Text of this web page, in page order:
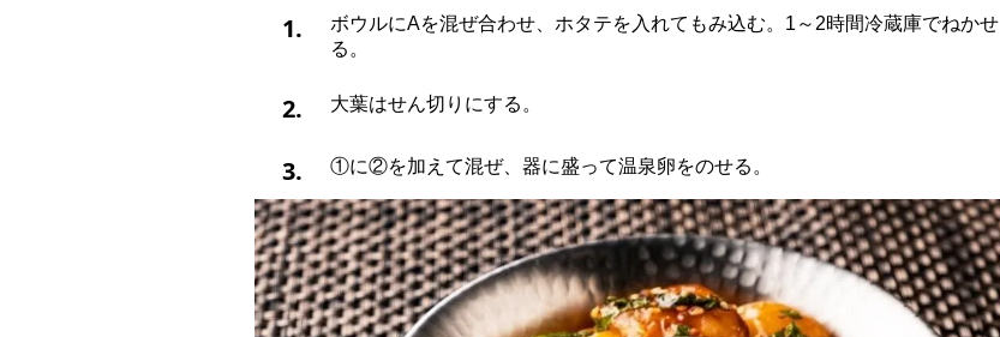
1.
ボウルにAを混ぜ合わせ、ホタテを入れてもみ込む。1～2時間冷蔵庫でねかせ
る。
2. 大葉はせん切りにする。
3. ①に②を加えて混ぜ、器に盛って温泉卵をのせる。